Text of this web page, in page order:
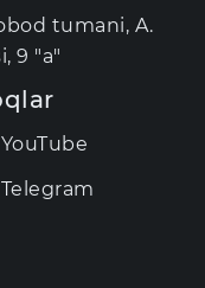
tumani, A.
9 "a"
YouTube
Telegram